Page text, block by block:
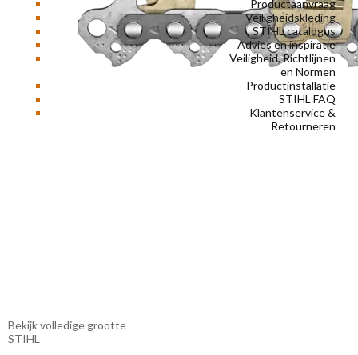
Productaanvraag
Veiligheidskleding
STIHL catalogus
Advies en inspiratie
Veiligheid, Richtlijnen
en Normen
Productinstallatie
STIHL FAQ
Klantenservice &
Retourneren
Bekijk volledige grootte
STIHL